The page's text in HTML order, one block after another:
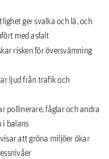
ger svalka och lä, och
med asfalt
risken för översvämning
ljud från trafik och
pollinerare, fåglar och andra
i balans
att gröna miljöer ökar